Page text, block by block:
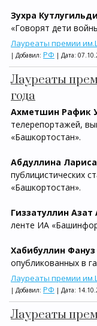
Зухра
«Говорят дети
Лауреаты премии
| Добавил: РФ | Дата:
Лауреаты
года
Ахметшин Рафик
телерепортажей,
«Башкортостан».
Абдуллина
публицистических
«Башкортостан».
Гиззатуллин
ленте ИА
Хабибуллин
опубликованных в
Лауреаты премии
| Добавил: РФ | Дата:
Лауреаты